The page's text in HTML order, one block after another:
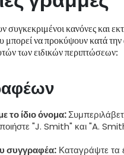
κανόνες και
μπορεί να προκύψουν κατά
των ειδικών περιπτώσεων:
το ίδιο όνομα:
"J. Smith" και "A.
συγγραφέα: Καταγράψτε τα